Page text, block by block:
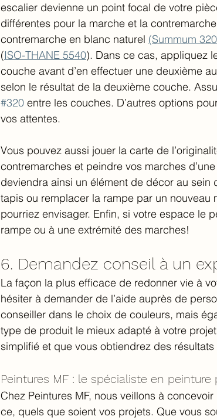
escalier devienne un point focal de votre
différentes pour la marche et la
contremarche en blanc naturel (Summum
(ISO-THANE 5540). Dans ce cas, appliquez
couche avant d’en effectuer une deuxième
selon le résultat de la deuxième couche.
#320 entre les couches. D’autres options
vos attentes.
Vous pouvez aussi jouer la carte de
contremarches et peindre vos marches
deviendra ainsi un élément de décor au
tapis ou remplacer la rampe par un
pourriez envisager. Enfin, si votre espace le
rampe ou à une extrémité des marches!
6. Demandez conseil à un
La façon la plus efficace de redonner vie à
hésiter à demander de l’aide auprès de
conseiller dans le choix de couleurs, mais
type de produit le mieux adapté à votre
simplifié et que vous obtiendrez des
Peintures MF : le spécialiste en
Chez Peintures MF, nous veillons à
ce, quels que soient vos projets. Que vous